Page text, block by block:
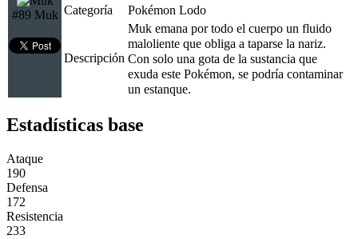
#89 Muk Categoría
Pokémon Lodo
Descripción
Muk emana por todo el cuerpo un fluido
maloliente que obliga a taparse la nariz.
Con solo una gota de la sustancia que
exuda este Pokémon, se podría contaminar
un estanque.
Estadísticas base
Ataque
190
Defensa
172
Resistencia
233